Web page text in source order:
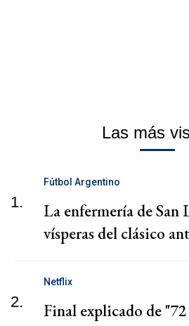
Las más
1.
Fútbol Argentino
La enfermería de San
vísperas del clásico
2.
Netflix
Final explicado de